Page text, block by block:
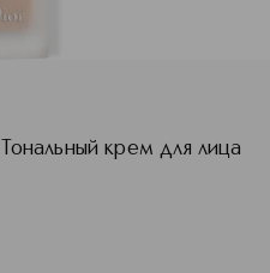
крем для лица